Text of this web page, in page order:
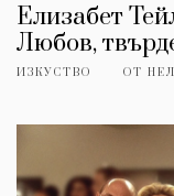
Елизабет
Любов,
ИЗКУСТВО ОТ